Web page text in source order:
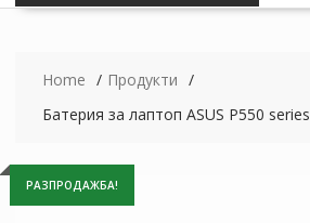
Home
Продукти
Батерия за лаптоп ASUS P550 series
РАЗПРОДАЖБА!